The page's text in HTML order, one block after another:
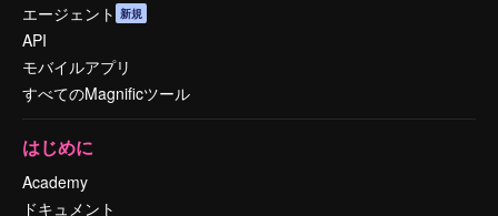
エージェント 新規
API
モバイルアプリ
すべてのMagnificツール
はじめに
Academy
ドキュメント